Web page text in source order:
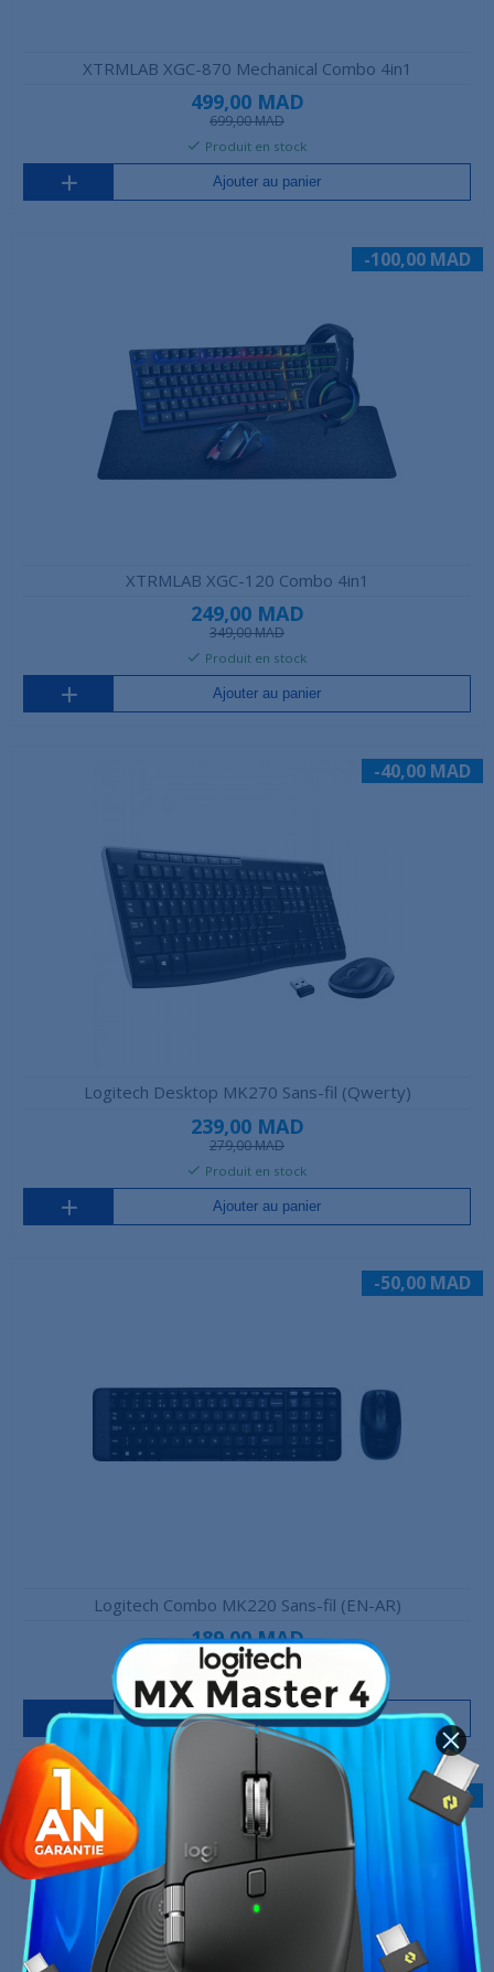
XTRMLAB XGC-870 Mechanical Combo 4in1
499,00 MAD
699,00 MAD
Produit en stock
Ajouter au panier
-100,00 MAD
XTRMLAB XGC-120 Combo 4in1
249,00 MAD
349,00 MAD
Produit en stock
Ajouter au panier
-40,00 MAD
Logitech Desktop MK270 Sans-fil (Qwerty)
239,00 MAD
279,00 MAD
Produit en stock
Ajouter au panier
-50,00 MAD
Logitech Combo MK220 Sans-fil (EN-AR)
189,00 MAD
239,00 MAD
Produit en stock
Ajouter au panier
-20,00 MAD